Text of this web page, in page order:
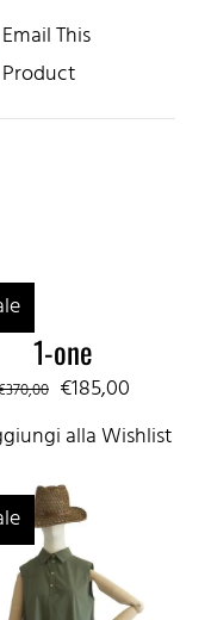
Email This
Product
1-one
370,00 Il
prezzo
era:
€370,00.
€185,00
prezzo
alla Wishlist